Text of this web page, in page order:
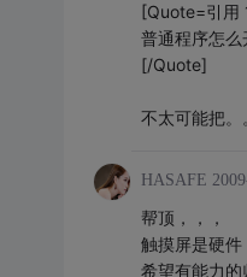
[Quote=引用
普通程序怎
[/Quote]
不太可能把。
HASAFE
帮顶，，，
触摸屏是硬件
希望有能力